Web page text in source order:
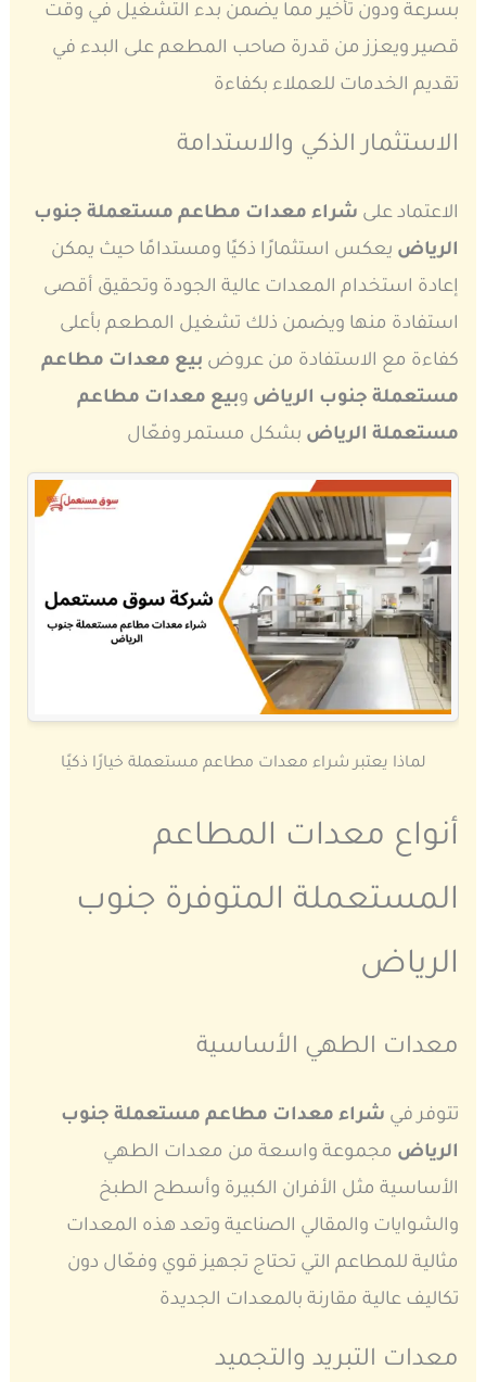
بسرعة ودون تأخير مما يضمن بدء التشغيل في وقت
قصير ويعزز من قدرة صاحب المطعم على البدء في
تقديم الخدمات للعملاء بكفاءة
الاستثمار الذكي والاستدامة
الاعتماد على شراء معدات مطاعم مستعملة جنوب
الرياض يعكس استثمارًا ذكيًا ومستدامًا حيث يمكن
إعادة استخدام المعدات عالية الجودة وتحقيق أقصى
استفادة منها ويضمن ذلك تشغيل المطعم بأعلى
كفاءة مع الاستفادة من عروض بيع معدات مطاعم
مستعملة جنوب الرياض وبيع معدات مطاعم
مستعملة الرياض بشكل مستمر وفعّال
لماذا يعتبر شراء معدات مطاعم مستعملة خيارًا ذكيًا
أنواع معدات المطاعم
المستعملة المتوفرة جنوب
الرياض
معدات الطهي الأساسية
تتوفر في شراء معدات مطاعم مستعملة جنوب
الرياض مجموعة واسعة من معدات الطهي
الأساسية مثل الأفران الكبيرة وأسطح الطبخ
والشوايات والمقالي الصناعية وتعد هذه المعدات
مثالية للمطاعم التي تحتاج تجهيز قوي وفعّال دون
تكاليف عالية مقارنة بالمعدات الجديدة
معدات التبريد والتجميد